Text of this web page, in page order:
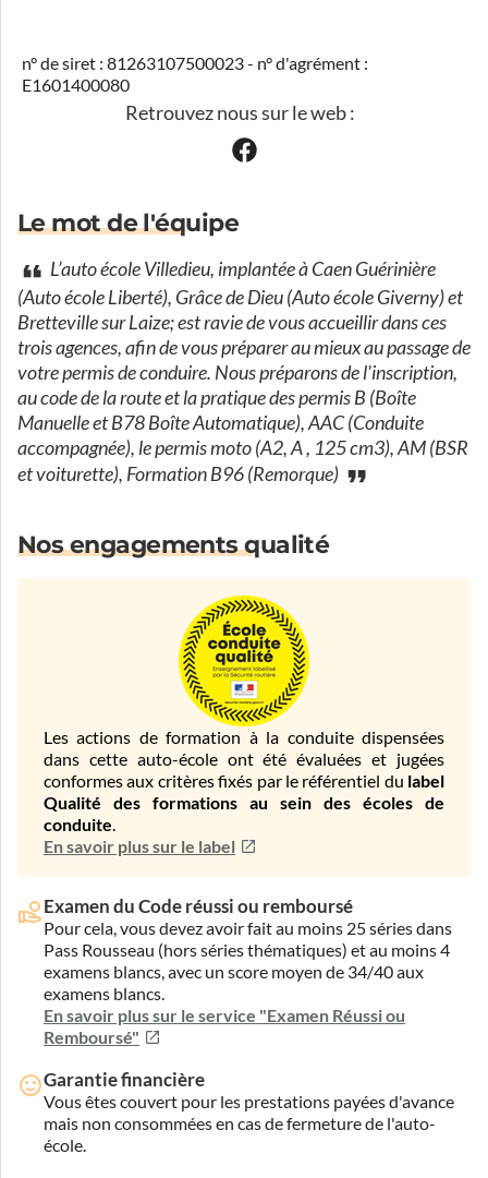
n° de siret : 81263107500023 - n° d'agrément :
E1601400080
Retrouvez nous sur le web :
Le mot de l'équipe
L’auto école Villedieu, implantée à Caen Guérinière
(Auto école Liberté), Grâce de Dieu (Auto école Giverny) et
Bretteville sur Laize; est ravie de vous accueillir dans ces
trois agences, afin de vous préparer au mieux au passage de
votre permis de conduire. Nous préparons de l'inscription,
au code de la route et la pratique des permis B (Boîte
Manuelle et B78 Boîte Automatique), AAC (Conduite
accompagnée), le permis moto (A2, A , 125 cm3), AM (BSR
et voiturette), Formation B96 (Remorque)
Nos engagements qualité
Les actions de formation à la conduite dispensées
dans cette auto-école ont été évaluées et jugées
conformes aux critères fixés par le référentiel du label
Qualité des formations au sein des écoles de
conduite.
En savoir plus sur le label
Examen du Code réussi ou remboursé
Pour cela, vous devez avoir fait au moins 25 séries dans
Pass Rousseau (hors séries thématiques) et au moins 4
examens blancs, avec un score moyen de 34/40 aux
examens blancs.
En savoir plus sur le service "Examen Réussi ou
Remboursé"
Garantie financière
Vous êtes couvert pour les prestations payées d'avance
mais non consommées en cas de fermeture de l'auto-
école.